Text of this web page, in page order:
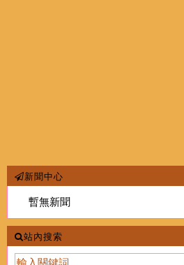
新聞中心
暫無新聞
站內搜索